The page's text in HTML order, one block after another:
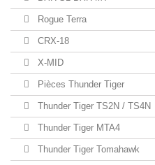
Rogue Terra
CRX-18
X-MID
Pièces Thunder Tiger
Thunder Tiger TS2N / TS4N
Thunder Tiger MTA4
Thunder Tiger Tomahawk